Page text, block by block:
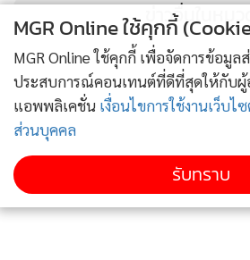
ข่าวอื่นในหมวด
MGR Online ใช้คุกกี้
MGR Online ใช้คุกกี้ เพื่อจัดการข้อมู
ประสบการณ์คอนเทนต์ที่ดีที่สุดให้กับผู้
แอพพลิเคชั่น เงื่อนไขการใช้งานเว็บไ
ส่วนบุคคล
รับทราบ